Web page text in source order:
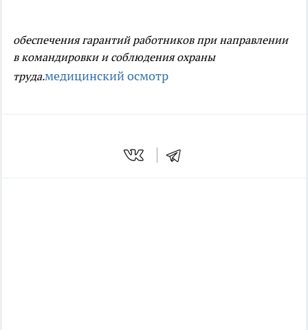
обеспечения гарантий работников при направлении
в командировки и соблюдения охраны
труда.медицинский осмотр